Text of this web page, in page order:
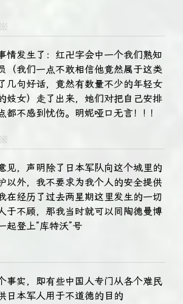
情发生了：红卍字会中一个我们熟知
（我们一点不敢相信他竟然属于这类
几句好话，竟然有数量不少的年轻女
妓女）走了出来，她们对把自己安排
都不感到忧伤。明妮哑口无言！! ！
见，声明除了日本军队向这个城里的
以外，我不要求为我个人的安全提供
在经历了过去两星期这里发生的一切
于不顾，那我当时就可以同陶德曼博
起登上“库特沃”号
事实，即有些中国人专门从各个难民
日本军人用于不道德的目的